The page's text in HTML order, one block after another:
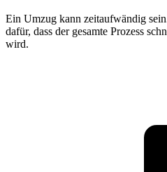
Ein Umzug kann zeitaufwändig
dafür, dass der gesamte Prozess
wird.